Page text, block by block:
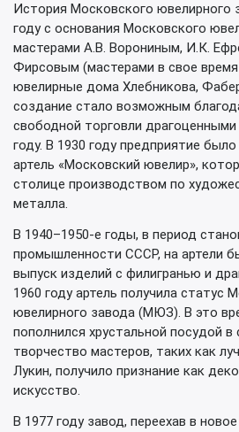
История Московского ювелирного
году с основания Московского
мастерами А.В. Ворониным, И.К.
Фирсовым (мастерами в свое
ювелирные дома Хлебникова,
создание стало возможным
свободной торговли
году. В 1930 году предприятие
артель «Московский ювелир»,
столице производством по
металла.
В 1940–1950-е годы, в период
промышленности СССР, на артели
выпуск изделий с филигранью и
1960 году артель получила статус
ювелирного завода (МЮЗ). В это
пополнился хрустальной посудой в
творчество мастеров, таких как
Лукин, получило признание как
искусство.
В 1977 году завод, переехав в